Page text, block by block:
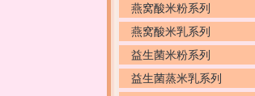
燕窝酸米粉系列
燕窝酸米乳系列
益生菌米粉系列
益生菌蒸米乳系列